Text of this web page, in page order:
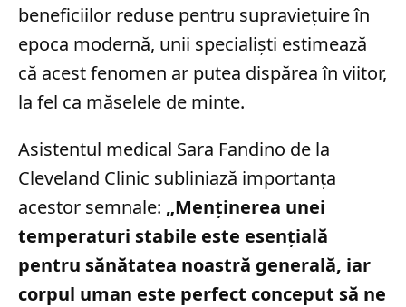
beneficiilor reduse pentru supraviețuire în
epoca modernă, unii specialiști estimează
că acest fenomen ar putea dispărea în viitor,
la fel ca măselele de minte.
Asistentul medical Sara Fandino de la
Cleveland Clinic subliniază importanța
acestor semnale: „Menținerea unei
temperaturi stabile este esențială
pentru sănătatea noastră generală, iar
corpul uman este perfect conceput să ne